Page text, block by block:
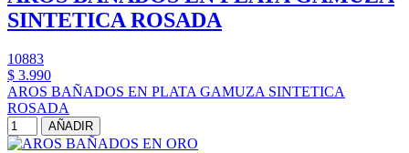
SINTETICA ROSADA
10883
$ 3.990
AROS BAÑADOS EN PLATA GAMUZA SINTETICA
ROSADA
AÑADIR